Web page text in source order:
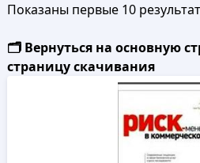
Показаны первые 10
🗂️ Вернуться на основную
страницу скачивания